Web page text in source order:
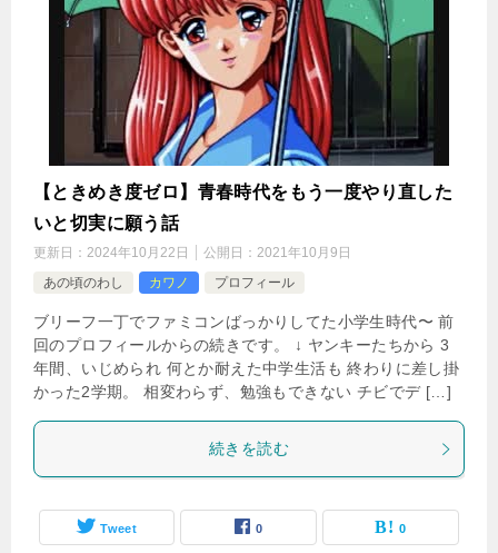
【ときめき度ゼロ】青春時代をもう一度やり直した
いと切実に願う話
更新日： 2024年10月22日 公開日： 2021年10月9日
あの頃のわし
カワノ プロフィール
ブリーフ一丁でファミコンばっかりしてた小学生時代〜 前
回のプロフィールからの続きです。 ↓ ヤンキーたちから 3
年間、いじめられ 何とか耐えた中学生活も 終わりに差し掛
かった2学期。 相変わらず、勉強もできない チビでデ […]
続きを読む
Tweet 0 0